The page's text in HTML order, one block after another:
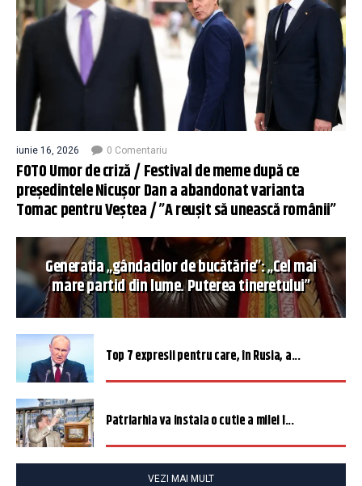
iunie 16, 2026 0 Comentariu
FOTO Umor de criză / Festival de meme după ce
președintele Nicușor Dan a abandonat varianta
Tomac pentru Veștea / ”A reușit să unească românii”
Generația „gândacilor de bucătărie”: „Cel mai
mare partid din lume. Puterea tineretului”
Top 7 expresii pentru care, în Rusia, a...
Patriarhia va instala o cutie a milei î...
VEZI MAI MULT